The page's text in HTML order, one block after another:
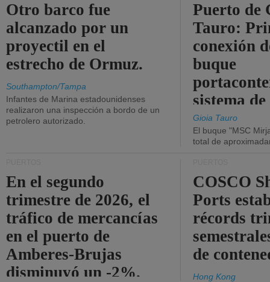
Otro barco fue
alcanzado por un
proyectil en el
estrecho de Ormuz.
Southampton/Tampa
Infantes de Marina estadounidenses
realizaron una inspección a bordo de un
petrolero autorizado.
Puerto de
Tauro:
conexión
buque
sistema
la red
Gioia Tauro
El buque "MSC
total de
En el segundo
trimestre de 2026, el
tráfico de mercancías
en el puerto de
Amberes-Brujas
disminuyó un -2%.
COSCO
Ports
récords
de
Hong Kong